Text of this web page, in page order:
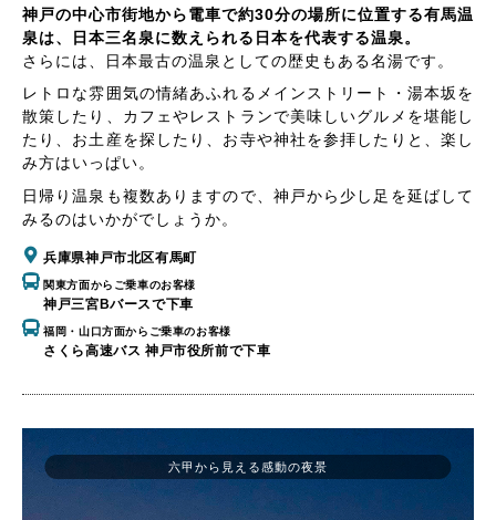
神戸の中心市街地から電車で約30分の場所に位置する有馬温
泉は、日本三名泉に数えられる日本を代表する温泉。
さらには、日本最古の温泉としての歴史もある名湯です。
レトロな雰囲気の情緒あふれるメインストリート・湯本坂を
散策したり、カフェやレストランで美味しいグルメを堪能し
たり、お土産を探したり、お寺や神社を参拝したりと、楽し
み方はいっぱい。
日帰り温泉も複数ありますので、神戸から少し足を延ばして
みるのはいかがでしょうか。
兵庫県神戸市北区有馬町
関東方面からご乗車のお客様
神戸三宮Bバースで下車
福岡・山口方面からご乗車のお客様
さくら高速バス 神戸市役所前で下車
六甲から見える感動の夜景